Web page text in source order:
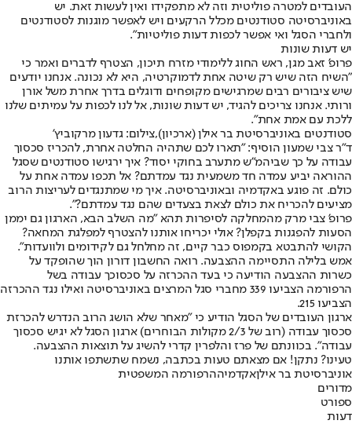
העובדים למטרה פוליטית וזה לא מתפקידו ואין לעשות זאת. יש
באוניברסיטה סטודנטים מכלל הרקעים ויש לאפשר מוגנות לסטודנטים
ולחברי הסגל ואי אפשר לכפות דעות פוליטיות".
יש דעות שונות
פרופ' זאב מגן, ראש החוג ללימודי מזרח תיכון, הצטרף לדברים ואמר כי
"השיח הזה שיש רק שיטה אחת לדמוקרטיה, היא לא נכונה. אנחנו יודעים
שיש ציבורים רבים שמרגישים מקופחים ודוגלים בדרך אחרת משל אורן
ורותי. אנחנו צריכים להגיד, יש דעות שונות, אל לנו לכפות על עמיתים שלנו
ללכת עם אמת אחת".
סטודנטים באוניברסיטת בר אילן (ארכיון),צילום: גדעון מרקוביץ'
ד"ר צבי שמעון הוסיף: "תארו לכם שתהיה החלטה אחרת, להכריז סכסוך
עבודה על כך שביהמ"ש מתערב בחוקי יסוד? איך ירגישו סטודנטים שסגל
ההוראה יביע עמדה חד משמעית נגד עמדתם? אל תכפו עמדה אחת על
כולם. זה פוגע באקדמיה ובאוניברסיטה. איך מי שמתנגדים לעריצות הרוב
מציעים להכריח את כולם לצאת בצעדים שהם נגד עמדתם?".
פרופ' צבי מרק מהמחלקה לסיפרות תהא "מה השלב הבא, הארגון גם יממן
הסעות להפגנות בקפלן? אולי יכריחו אותנו להצטרף למפלגת המחאה?
הקושי להתבטא בקמפוס כבר קיים, זה מחלחל גם לקידומים ולוועדות".
אמש בלילה התסיימה ההצבעה. רואה החשבון דורון הוך שהופקד על
כשרות ההצבעה הודיעה כי בעד ההכרזה על סכסוכך עבודה בשל
הרפורמה הצביעו 339 מחברי סגל המרצים באוניברסיטה ואילו נגד ההכרזה
הצביעו 215.
ארגון העובדים של הסגל הודיע כי "מאחר שלא הושג הרוב הנדרש להכרזת
סכסוך עבודה (רוב של 2/3 מקולות הבוחרים) ארגון הסגל לא יגיש סכסוך
עבודה". בכוונתם של פרז והלפרין קדרי להשיג על תוצאות ההצבעה.
טעינו? נתקן! אם מצאתם טעות בכתבה, נשמח שתשתפו אותנו
אוניברסיטת בר אילןאקדמיההרפורמה המשפטית
מדורים
ספורט
דעות